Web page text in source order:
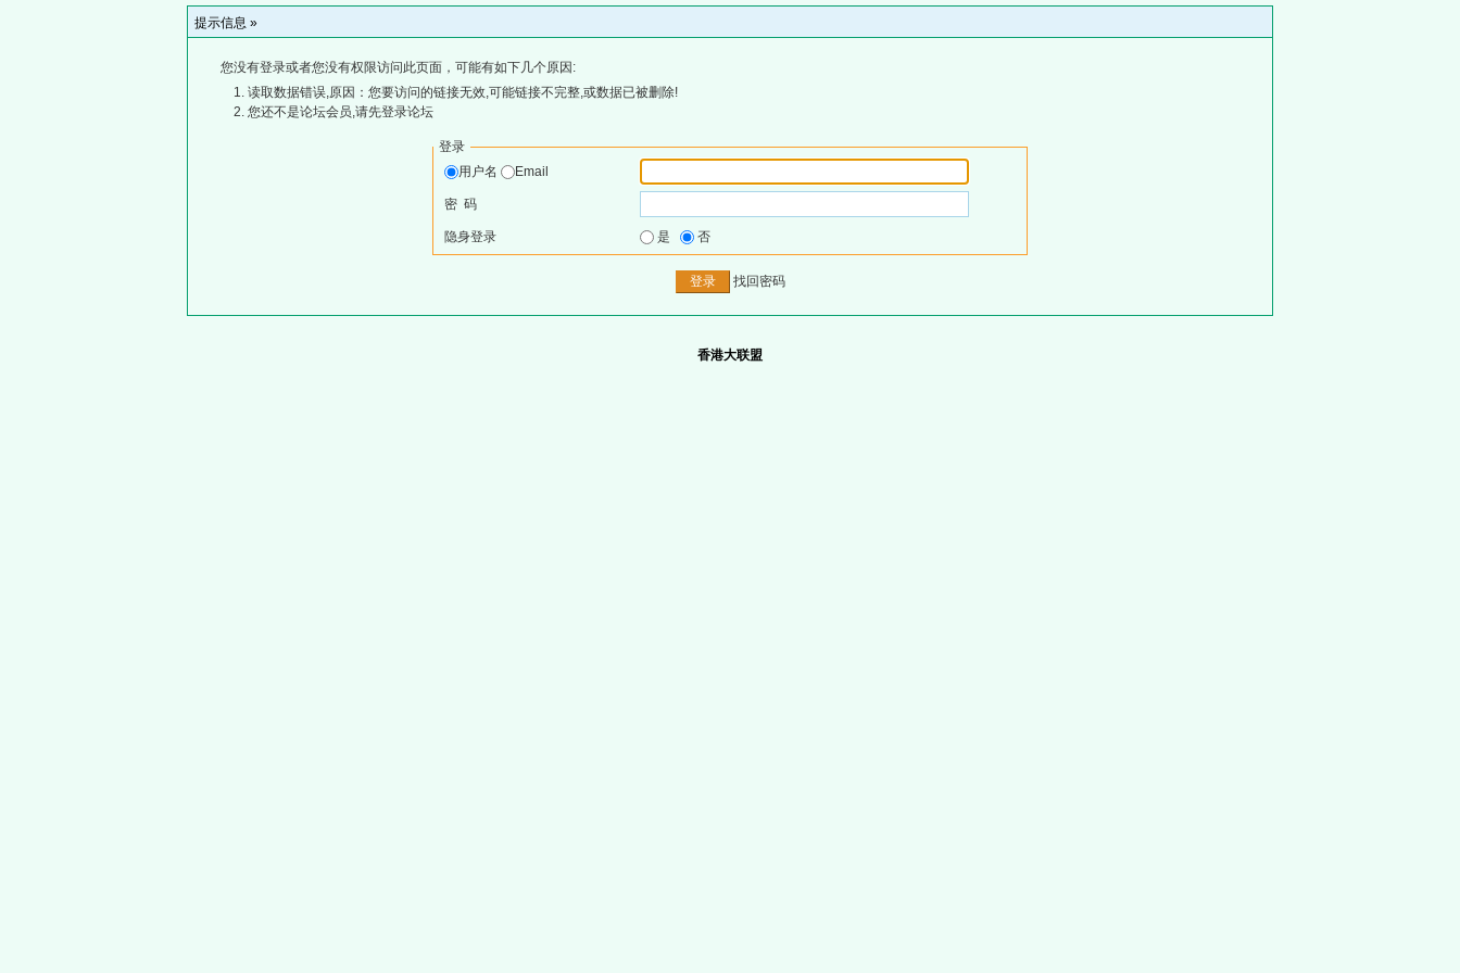
提示信息 »
您没有登录或者您没有权限访问此页面，可能有如下几个原因:
读取数据错误,原因：您要访问的链接无效,可能链接不完整,或数据已被删除!
您还不是论坛会员,请先登录论坛
登录
用户名
Email
密 码
隐身登录 是 否
找回密码
香港大联盟